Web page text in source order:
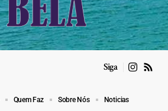
Siga
Quem Faz Sobre Nós Noticias